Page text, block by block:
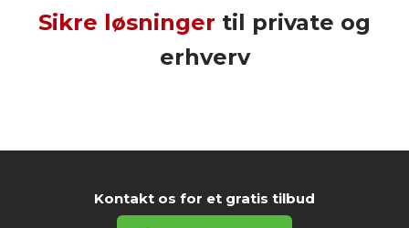
Sikre løsninger til private og
erhverv
Kontakt os for et gratis tilbud​